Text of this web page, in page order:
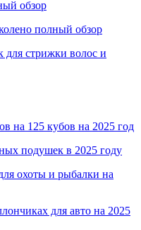
обзор
полный обзор
для стрижки волос и
на 125 кубов на 2025 год
подушек в 2025 году
охоты и рыбалки на
для авто на 2025